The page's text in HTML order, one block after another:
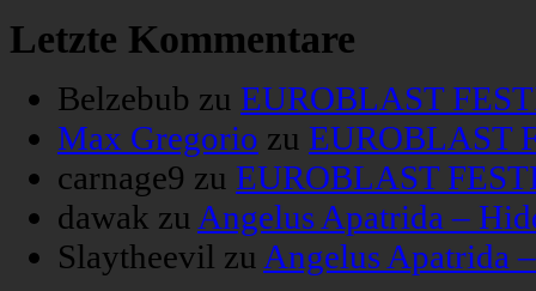
Letzte Kommentare
Belzebub zu EUROBLAST
Max Gregorio zu EUROBLAST
carnage9 zu EUROBLAST
dawak zu Angelus Apatrida –
Slaytheevil zu Angelus Apatrida